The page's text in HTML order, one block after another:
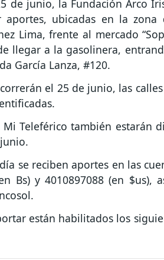
de junio, la Fundación Arco
ubicadas en la zona
Lima, frente al mercado
llegar a la gasolinera,
García Lanza, #120.
el 25 de junio, las calles
Teleférico también estarán
se reciben aportes en las
Bs) y 4010897088 (en $us),
están habilitados los